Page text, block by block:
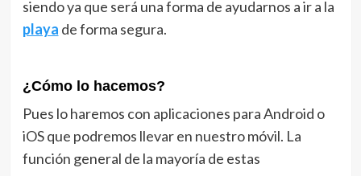
siendo ya que será una forma de ayudarnos a ir a la
playa de forma segura.
¿Cómo lo hacemos?
Pues lo haremos con aplicaciones para Android o
iOS que podremos llevar en nuestro móvil. La
función general de la mayoría de estas